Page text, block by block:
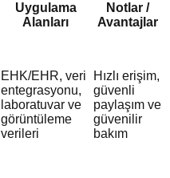
Uygulama
Alanları
Notlar /
Avantajlar
EHK/EHR, veri
entegrasyonu,
laboratuvar ve
görüntüleme
verileri
Hızlı erişim,
güvenli
paylaşım ve
güvenilir
bakım